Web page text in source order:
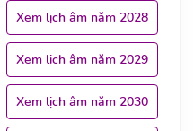
Xem lịch âm năm 2028
Xem lịch âm năm 2029
Xem lịch âm năm 2030